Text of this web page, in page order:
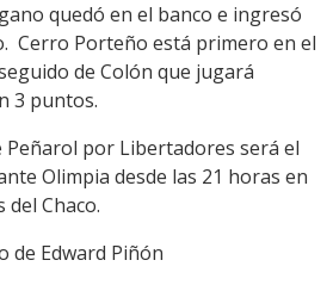
quedó en el banco e ingresó
Cerro Porteño está primero en el
de Colón que jugará
3 puntos.
por Libertadores será el
Olimpia desde las 21 horas en
Chaco.
de Edward Piñón